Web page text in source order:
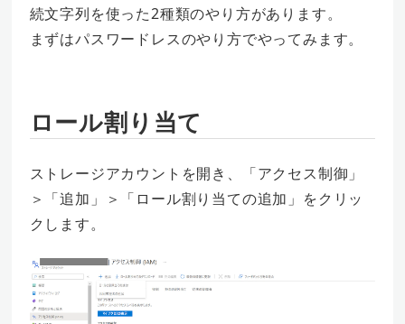
続文字列を使った2種類のやり方があります。
まずはパスワードレスのやり方でやってみます。
ロール割り当て
ストレージアカウントを開き、「アクセス制御」
＞「追加」＞「ロール割り当ての追加」をクリッ
クします。